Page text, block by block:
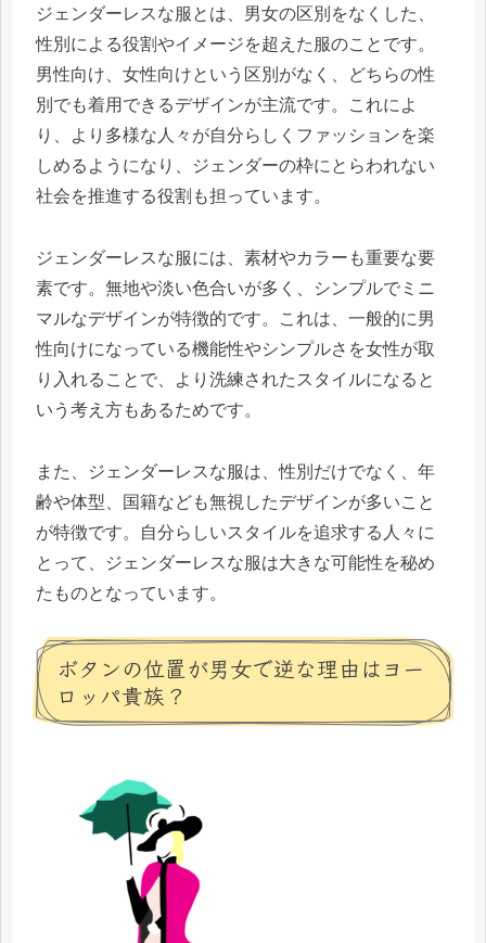
ジェンダーレスな服とは、男女の区別をなくした、
性別による役割やイメージを超えた服のことです。
男性向け、女性向けという区別がなく、どちらの性
別でも着用できるデザインが主流です。これによ
り、より多様な人々が自分らしくファッションを楽
しめるようになり、ジェンダーの枠にとらわれない
社会を推進する役割も担っています。
ジェンダーレスな服には、素材やカラーも重要な要
素です。無地や淡い色合いが多く、シンプルでミニ
マルなデザインが特徴的です。これは、一般的に男
性向けになっている機能性やシンプルさを女性が取
り入れることで、より洗練されたスタイルになると
いう考え方もあるためです。
また、ジェンダーレスな服は、性別だけでなく、年
齢や体型、国籍なども無視したデザインが多いこと
が特徴です。自分らしいスタイルを追求する人々に
とって、ジェンダーレスな服は大きな可能性を秘め
たものとなっています。
ボタンの位置が男女で逆な理由はヨー
ロッパ貴族？